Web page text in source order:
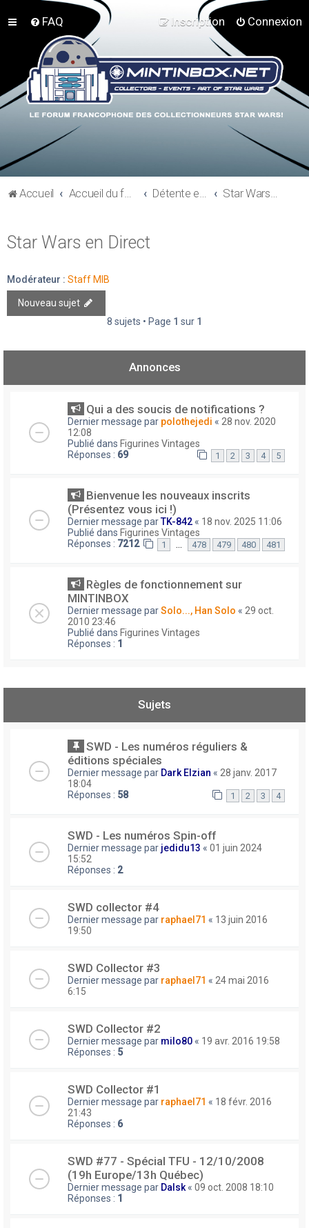
FAQ Connexion
Inscription
Accueil Accueil du forum Détente et communauté Mint In Box Star Wars en Direct
Star Wars en Direct
Modérateur : Staff MIB
Nouveau sujet
8 sujets • Page 1 sur 1
Annonces
Qui a des soucis de notifications ?
Dernier message par polothejedi « 28 nov. 2020
12:08
Publié dans Figurines Vintages
Réponses : 69 1 2 3 4 5
Bienvenue les nouveaux inscrits
(Présentez vous ici !)
Dernier message parTK-842 « 18 nov. 2025 11:06
Publié dans Figurines Vintages
Réponses : 7212 1 … 478 479 480 481
Règles de fonctionnement sur
MINTINBOX
Dernier message parSolo..., Han Solo « 29 oct.
2010 23:46
Publié dans Figurines Vintages
Réponses : 1
Sujets
SWD - Les numéros réguliers &
éditions spéciales
Dernier message par Dark Elzian « 28 janv. 2017
18:04
Réponses : 58 1 2 3 4
SWD - Les numéros Spin-off
Dernier message par jedidu13 « 01 juin 2024
15:52
Réponses : 2
SWD collector #4
Dernier message par raphael71 « 13 juin 2016
19:50
SWD Collector #3
Dernier message par raphael71 « 24 mai 2016
6:15
SWD Collector #2
Dernier message par milo80 « 19 avr. 2016 19:58
Réponses : 5
SWD Collector #1
Dernier message par raphael71 « 18 févr. 2016
21:43
Réponses : 6
SWD #77 - Spécial TFU - 12/10/2008
(19h Europe/13h Québec)
Dernier message par Dalsk« 09 oct. 2008 18:10
Réponses : 1